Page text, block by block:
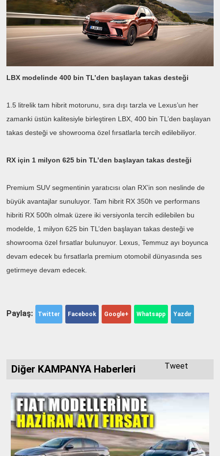
LBX modelinde 400 bin TL’den başlayan takas desteği
1.5 litrelik tam hibrit motorunu, sıra dışı tarzla ve Lexus’un her
zamanki üstün kalitesiyle birleştiren LBX, 400 bin TL’den başlayan
takas desteği ve showrooma özel fırsatlarla tercih edilebiliyor.
RX için 1 milyon 625 bin TL’den başlayan takas desteği
Premium SUV segmentinin yaratıcısı olan RX’in son neslinde de
büyük avantajlar sunuluyor. Tam hibrit RX 350h ve performans
hibriti RX 500h olmak üzere iki versiyonla tercih edilebilen bu
modelde, 1 milyon 625 bin TL’den başlayan takas desteği ve
showrooma özel fırsatlar bulunuyor. Lexus, Temmuz ayı boyunca
devam edecek bu fırsatlarla premium otomobil dünyasında ses
getirmeye devam edecek.
Paylaş: Twitter Facebook Google+ Whatsapp Yazdır
Tweet
Diğer KAMPANYA Haberleri